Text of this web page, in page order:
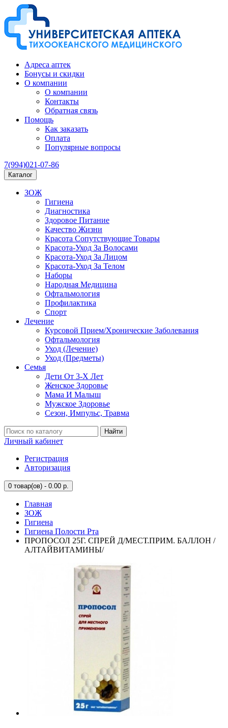
Адреса аптек
Бонусы и скидки
О компании
О компании
Контакты
Обратная связь
Помощь
Как заказать
Оплата
Популярные вопросы
7(994)021-07-86
Каталог
ЗОЖ
Гигиена
Диагностика
Здоровое Питание
Качество Жизни
Красота Сопутствующие Товары
Красота-Уход За Волосами
Красота-Уход За Лицом
Красота-Уход За Телом
Наборы
Народная Медицина
Офтальмология
Профилактика
Спорт
Лечение
Курсовой Прием/Хронические Заболевания
Офтальмология
Уход (Лечение)
Уход (Предметы)
Семья
Дети От 3-Х Лет
Женское Здоровье
Мама И Малыш
Мужское Здоровье
Сезон, Импульс, Травма
Найти
Личный кабинет
Регистрация
Авторизация
0 товар(ов) - 0.00 р.
Главная
ЗОЖ
Гигиена
Гигиена Полости Рта
ПРОПОСОЛ 25Г. СПРЕЙ Д/МЕСТ.ПРИМ. БАЛЛОН /
АЛТАЙВИТАМИНЫ/